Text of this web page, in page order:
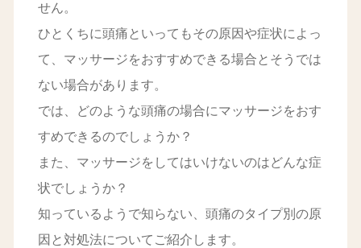
せん。
ひとくちに頭痛といってもその原因や症状によっ
て、マッサージをおすすめできる場合とそうでは
ない場合があります。
では、どのような頭痛の場合にマッサージをおす
すめできるのでしょうか？
また、マッサージをしてはいけないのはどんな症
状でしょうか？
知っているようで知らない、頭痛のタイプ別の原
因と対処法についてご紹介します。